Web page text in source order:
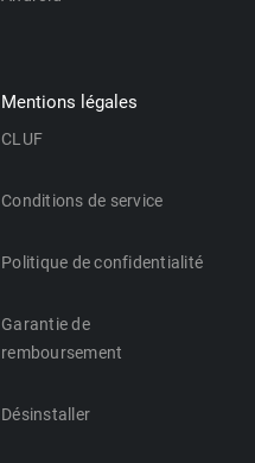
Mentions légales
CLUF
Conditions de service
Politique de confidentialité
Garantie de
remboursement
Désinstaller